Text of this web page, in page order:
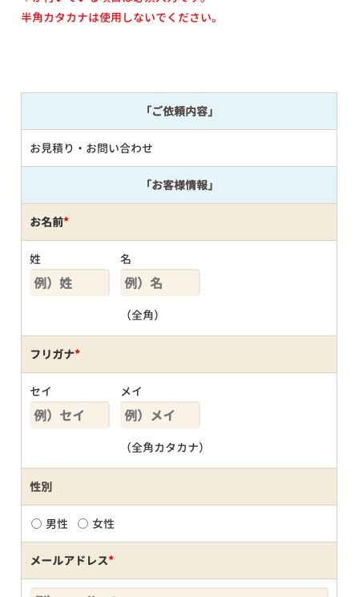
半角カタカナは使用しないでください。
「ご依頼内容」
お見積り・お問い合わせ
「お客様情報」
お名前*
姓 名
（全角）
フリガナ*
セイ メイ
（全角カタカナ）
性別
男性 女性
メールアドレス*